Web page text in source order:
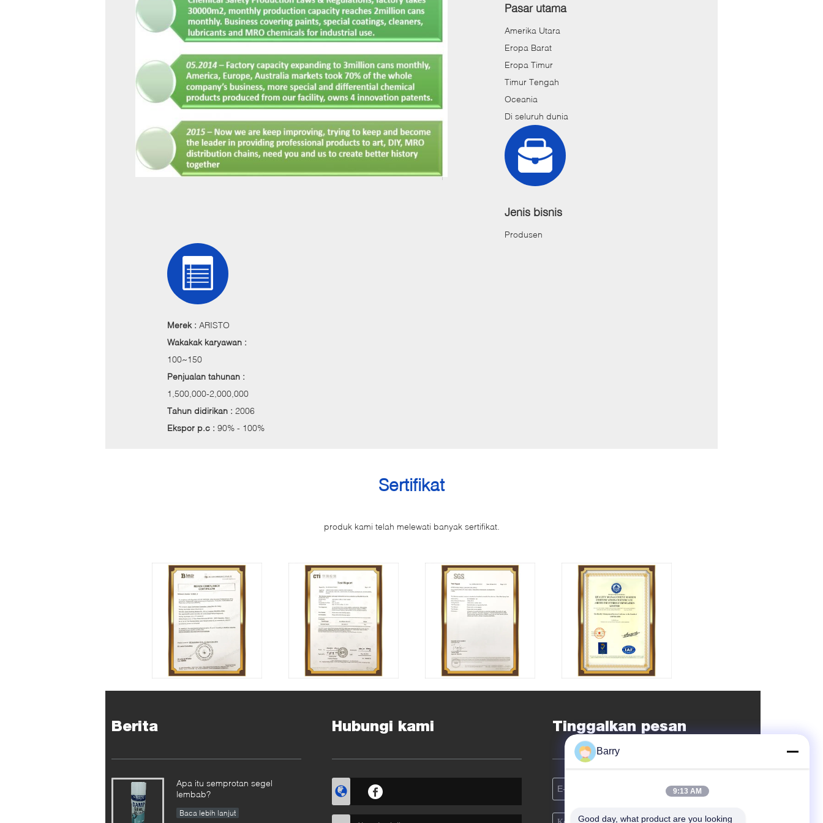
Pasar utama
Amerika Utara
Eropa Barat
Eropa Timur
Timur Tengah
Oceania
Di seluruh dunia
Jenis bisnis
Produsen
Merek : ARISTO
Wakakak karyawan :
100~150
Penjualan tahunan :
1,500,000-2,000,000
Tahun didirikan : 2006
Ekspor p.c : 90% - 100%
Sertifikat
produk kami telah melewati banyak sertifikat.
Berita
Apa itu semprotan segel
lembab?
Baca lebih lanjut
Hubungi kami Tinggalkan pesan
Barry
9:13 AM
Good day, what product are you looking